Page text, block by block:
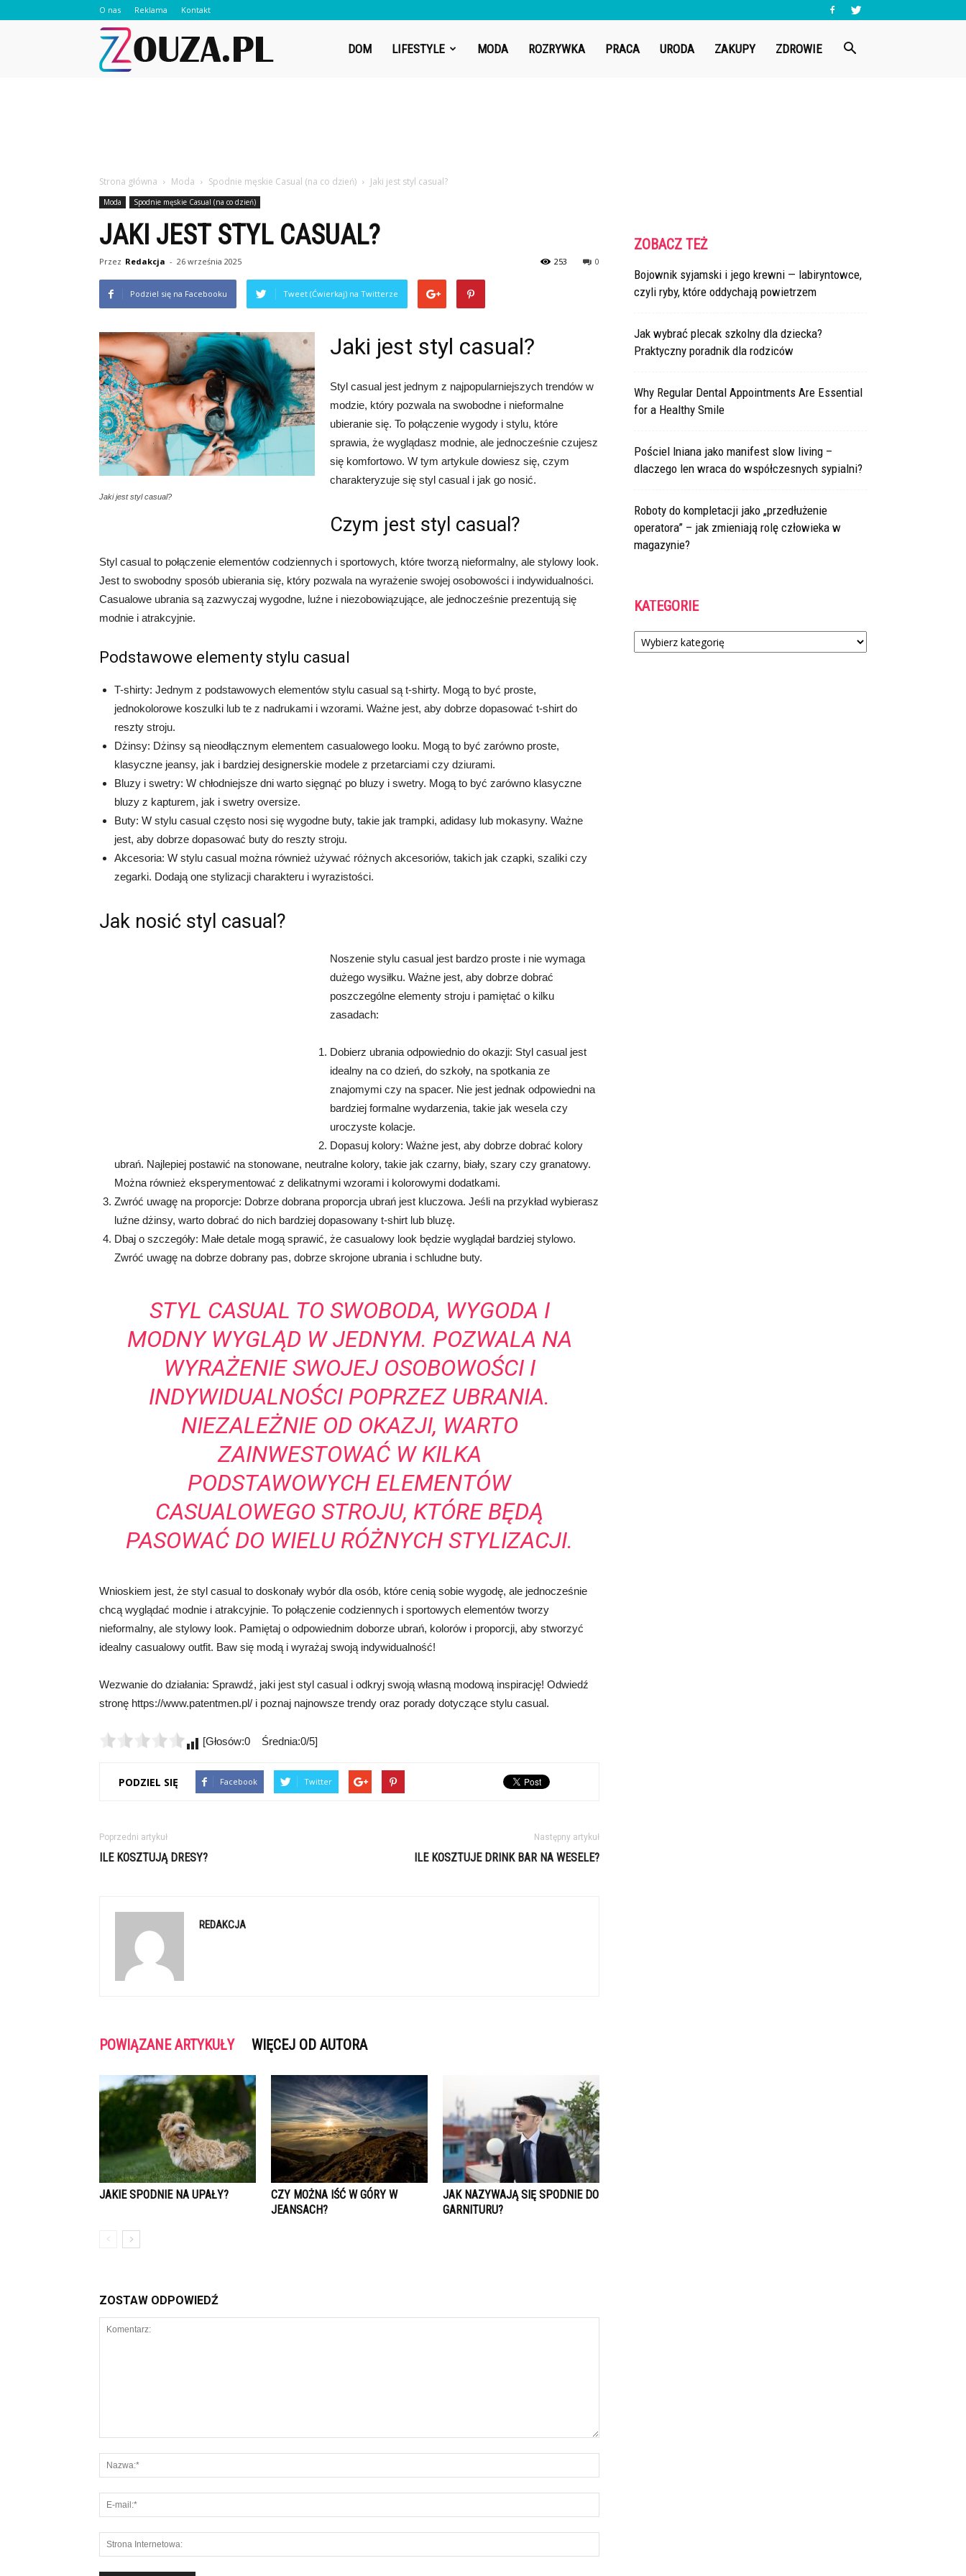
O nas Reklama Kontakt
DOM LIFESTYLE MODA ROZRYWKA PRACA URODA ZAKUPY ZDROWIE
Strona główna Moda Spodnie męskie Casual (na co dzień) Jaki jest styl casual?
Moda Spodnie męskie Casual (na co dzień)
JAKI JEST STYL CASUAL?
Przez Redakcja - 26 września 2025 0
253
Podziel się na Facebooku Tweet (Ćwierkaj) na Twitterze
Jaki jest styl casual?
Jaki jest styl casual?
Styl casual jest jednym z najpopularniejszych trendów w
modzie, który pozwala na swobodne i nieformalne
ubieranie się. To połączenie wygody i stylu, które
sprawia, że wyglądasz modnie, ale jednocześnie czujesz
się komfortowo. W tym artykule dowiesz się, czym
charakteryzuje się styl casual i jak go nosić.
Czym jest styl casual?
Styl casual to połączenie elementów codziennych i sportowych, które tworzą nieformalny, ale stylowy look.
Jest to swobodny sposób ubierania się, który pozwala na wyrażenie swojej osobowości i indywidualności.
Casualowe ubrania są zazwyczaj wygodne, luźne i niezobowiązujące, ale jednocześnie prezentują się
modnie i atrakcyjnie.
Podstawowe elementy stylu casual
T-shirty: Jednym z podstawowych elementów stylu casual są t-shirty. Mogą to być proste,
jednokolorowe koszulki lub te z nadrukami i wzorami. Ważne jest, aby dobrze dopasować t-shirt do
reszty stroju.
Dżinsy: Dżinsy są nieodłącznym elementem casualowego looku. Mogą to być zarówno proste,
klasyczne jeansy, jak i bardziej designerskie modele z przetarciami czy dziurami.
Bluzy i swetry: W chłodniejsze dni warto sięgnąć po bluzy i swetry. Mogą to być zarówno klasyczne
bluzy z kapturem, jak i swetry oversize.
Buty: W stylu casual często nosi się wygodne buty, takie jak trampki, adidasy lub mokasyny. Ważne
jest, aby dobrze dopasować buty do reszty stroju.
Akcesoria: W stylu casual można również używać różnych akcesoriów, takich jak czapki, szaliki czy
zegarki. Dodają one stylizacji charakteru i wyrazistości.
Jak nosić styl casual?
Noszenie stylu casual jest bardzo proste i nie wymaga
dużego wysiłku. Ważne jest, aby dobrze dobrać
poszczególne elementy stroju i pamiętać o kilku
zasadach:
Dobierz ubrania odpowiednio do okazji: Styl casual jest
idealny na co dzień, do szkoły, na spotkania ze
znajomymi czy na spacer. Nie jest jednak odpowiedni na
bardziej formalne wydarzenia, takie jak wesela czy
uroczyste kolacje.
Dopasuj kolory: Ważne jest, aby dobrze dobrać kolory
ubrań. Najlepiej postawić na stonowane, neutralne kolory, takie jak czarny, biały, szary czy granatowy.
Można również eksperymentować z delikatnymi wzorami i kolorowymi dodatkami.
Zwróć uwagę na proporcje: Dobrze dobrana proporcja ubrań jest kluczowa. Jeśli na przykład wybierasz
luźne dżinsy, warto dobrać do nich bardziej dopasowany t-shirt lub bluzę.
Dbaj o szczegóły: Małe detale mogą sprawić, że casualowy look będzie wyglądał bardziej stylowo.
Zwróć uwagę na dobrze dobrany pas, dobrze skrojone ubrania i schludne buty.
STYL CASUAL TO SWOBODA, WYGODA I
MODNY WYGLĄD W JEDNYM. POZWALA NA
WYRAŻENIE SWOJEJ OSOBOWOŚCI I
INDYWIDUALNOŚCI POPRZEZ UBRANIA.
NIEZALEŻNIE OD OKAZJI, WARTO
ZAINWESTOWAĆ W KILKA
PODSTAWOWYCH ELEMENTÓW
CASUALOWEGO STROJU, KTÓRE BĘDĄ
PASOWAĆ DO WIELU RÓŻNYCH STYLIZACJI.
Wnioskiem jest, że styl casual to doskonały wybór dla osób, które cenią sobie wygodę, ale jednocześnie
chcą wyglądać modnie i atrakcyjnie. To połączenie codziennych i sportowych elementów tworzy
nieformalny, ale stylowy look. Pamiętaj o odpowiednim doborze ubrań, kolorów i proporcji, aby stworzyć
idealny casualowy outfit. Baw się modą i wyrażaj swoją indywidualność!
Wezwanie do działania: Sprawdź, jaki jest styl casual i odkryj swoją własną modową inspirację! Odwiedź
stronę https://www.patentmen.pl/ i poznaj najnowsze trendy oraz porady dotyczące stylu casual.
[Głosów:0 Średnia:0/5]
PODZIEL SIĘ Facebook Twitter
Poprzedni artykuł
ILE KOSZTUJĄ DRESY?
Następny artykuł
ILE KOSZTUJE DRINK BAR NA WESELE?
REDAKCJA
POWIĄZANE ARTYKUŁY WIĘCEJ OD AUTORA
JAKIE SPODNIE NA UPAŁY?
CZY MOŻNA IŚĆ W GÓRY W
JEANSACH?
JAK NAZYWAJĄ SIĘ SPODNIE DO
GARNITURU?
ZOSTAW ODPOWIEDŹ
ZOBACZ TEŻ
Bojownik syjamski i jego krewni — labiryntowce,
czyli ryby, które oddychają powietrzem
Jak wybrać plecak szkolny dla dziecka?
Praktyczny poradnik dla rodziców
Why Regular Dental Appointments Are Essential
for a Healthy Smile
Pościel lniana jako manifest slow living –
dlaczego len wraca do współczesnych sypialni?
Roboty do kompletacji jako „przedłużenie
operatora” – jak zmieniają rolę człowieka w
magazynie?
KATEGORIE
Kategorie